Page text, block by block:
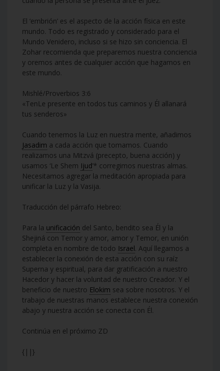
El ‘embrión’ es el aspecto de la acción física en este
mundo. Todo es registrado y considerado para el
Mundo Venidero, incluso si se hizo sin conciencia. El
Zohar recomienda que preparemos nuestra conciencia
y oremos antes de cualquier acción que hagamos en
este mundo.
Mishlé/Proverbios 3:6
«TenLe presente en todos tus caminos y Él allanará
tus senderos»
Cuando tenemos la Luz en nuestra mente, añadimos
Jasadim a cada acción que tomamos. Cuando
realizamos una Mitzvá (precepto, buena acción) y
usamos ‘Le Shem Ijud’* corregimos nuestras almas.
Necesitamos agregar la meditación apropiada para
unificar la Luz y la Vasija.
Traducción del párrafo Hebreo:
Para la unificación del Santo, bendito sea Él y la
Shejiná con Temor y amor, amor y Temor, en unión
completa en nombre de todo Israel. Aquí llegamos a
establecer la conexión de esta acción con su raíz
Superna y espiritual, para dar gratificación a nuestro
Hacedor y hacer la voluntad de nuestro Creador. Y el
beneficio de nuestro Elokim sea sobre nosotros. Y el
trabajo de nuestras manos establece nuestra conexión
abajo y nuestra acción se conecta con Él.
Continúa en el próximo ZD
{||}